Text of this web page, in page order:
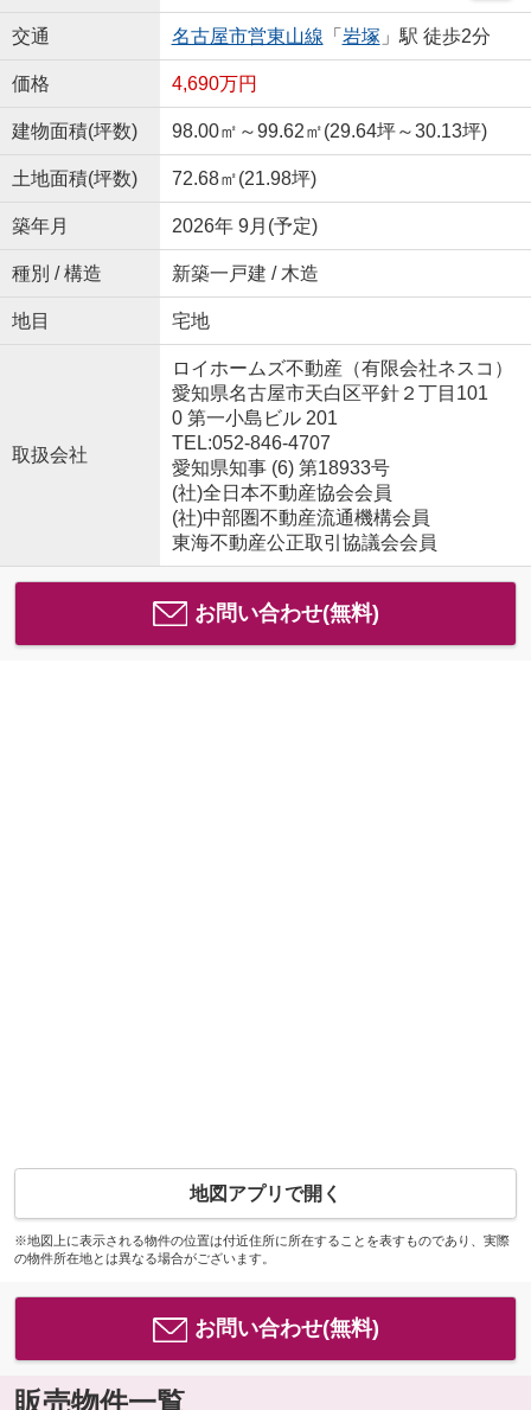
交通 名古屋市営東山線 「 岩塚 」駅 徒歩2分
価格 4,690万円
建物面積(坪数) 98.00㎡～99.62㎡(29.64坪～30.13坪)
土地面積(坪数) 72.68㎡(21.98坪)
築年月 2026年 9月(予定)
種別 / 構造 新築一戸建 / 木造
地目 宅地
取扱会社
ロイホームズ不動産（有限会社ネスコ）
愛知県名古屋市天白区平針２丁目101
0 第一小島ビル 201
TEL:052-846-4707
愛知県知事 (6) 第18933号
(社)全日本不動産協会会員
(社)中部圏不動産流通機構会員
東海不動産公正取引協議会会員
お問い合わせ(無料)
地図アプリで開く
※地図上に表示される物件の位置は付近住所に所在することを表すものであり、実際
の物件所在地とは異なる場合がございます。
お問い合わせ(無料)
販売物件一覧